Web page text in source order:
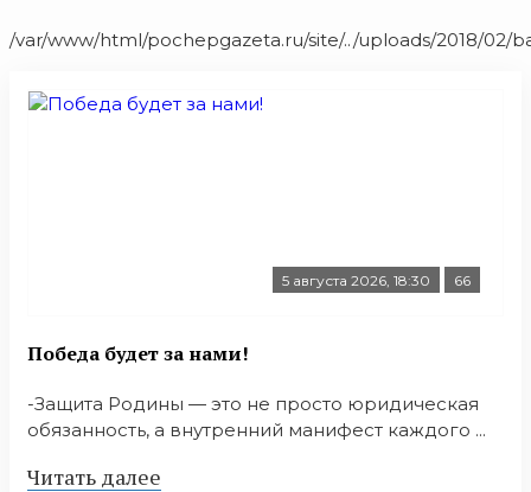
/var/www/html/pochepgazeta.ru/site/../uploads/2018/02/
5 августа 2026, 18:30 66
Победа будет за нами!
-Защита Родины — это не просто юридическая
обязанность, а внутренний манифест каждого ...
Читать далее